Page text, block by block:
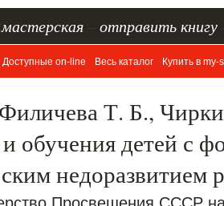
мастерская отправить книгу
Доступные on-line Весь каталог Купить в my-
Т. Б.,
обучения детей с
недоразвитием